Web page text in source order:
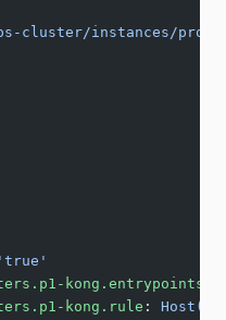
cluster/instances/
'true'
kong.entrypoints
kong.rule
: